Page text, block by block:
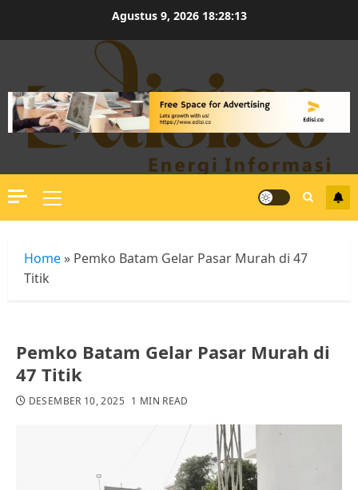
Agustus 9, 2026 18:28:14
Primary
Menu
Home » Pemko Batam Gelar Pasar Murah di 47
Titik
Pemko Batam Gelar Pasar Murah di
47 Titik
DESEMBER 10, 2025 1 MIN READ